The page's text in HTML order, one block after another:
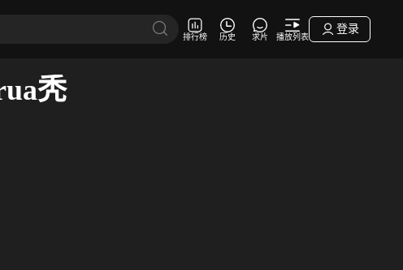
排行榜 历史 求片 播放列表
登录
秃